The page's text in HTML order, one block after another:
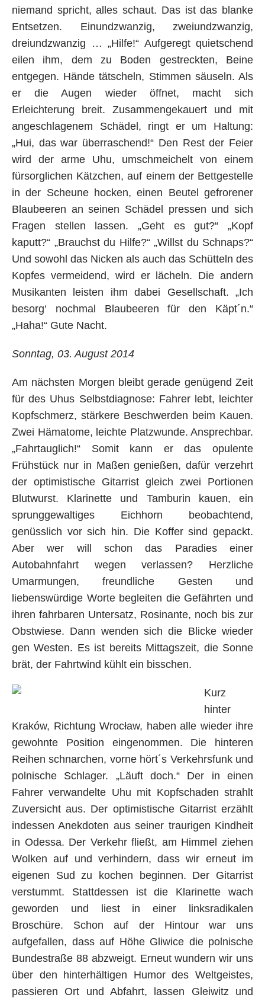
niemand spricht, alles schaut. Das ist das blanke
Entsetzen. Einundzwanzig, zweiundzwanzig,
dreiundzwanzig … „Hilfe!“ Aufgeregt quietschend
eilen ihm, dem zu Boden gestreckten, Beine
entgegen. Hände tätscheln, Stimmen säuseln. Als
er die Augen wieder öffnet, macht sich
Erleichterung breit. Zusammengekauert und mit
angeschlagenem Schädel, ringt er um Haltung:
„Hui, das war überraschend!“ Den Rest der Feier
wird der arme Uhu, umschmeichelt von einem
fürsorglichen Kätzchen, auf einem der Bettgestelle
in der Scheune hocken, einen Beutel gefrorener
Blaubeeren an seinen Schädel pressen und sich
Fragen stellen lassen. „Geht es gut?“ „Kopf
kaputt?“ „Brauchst du Hilfe?“ „Willst du Schnaps?“
Und sowohl das Nicken als auch das Schütteln des
Kopfes vermeidend, wird er lächeln. Die andern
Musikanten leisten ihm dabei Gesellschaft. „Ich
besorg‘ nochmal Blaubeeren für den Käpt´n.“
„Haha!“ Gute Nacht.
Sonntag, 03. August 2014
Am nächsten Morgen bleibt gerade genügend Zeit
für des Uhus Selbstdiagnose: Fahrer lebt, leichter
Kopfschmerz, stärkere Beschwerden beim Kauen.
Zwei Hämatome, leichte Platzwunde. Ansprechbar.
„Fahrtauglich!“ Somit kann er das opulente
Frühstück nur in Maßen genießen, dafür verzehrt
der optimistische Gitarrist gleich zwei Portionen
Blutwurst. Klarinette und Tamburin kauen, ein
sprunggewaltiges Eichhorn beobachtend,
genüsslich vor sich hin. Die Koffer sind gepackt.
Aber wer will schon das Paradies einer
Autobahnfahrt wegen verlassen? Herzliche
Umarmungen, freundliche Gesten und
liebenswürdige Worte begleiten die Gefährten und
ihren fahrbaren Untersatz, Rosinante, noch bis zur
Obstwiese. Dann wenden sich die Blicke wieder
gen Westen. Es ist bereits Mittagszeit, die Sonne
brät, der Fahrtwind kühlt ein bisschen.
Kurz
hinter
Kraków, Richtung Wrocław, haben alle wieder ihre
gewohnte Position eingenommen. Die hinteren
Reihen schnarchen, vorne hört´s Verkehrsfunk und
polnische Schlager. „Läuft doch.“ Der in einen
Fahrer verwandelte Uhu mit Kopfschaden strahlt
Zuversicht aus. Der optimistische Gitarrist erzählt
indessen Anekdoten aus seiner traurigen Kindheit
in Odessa. Der Verkehr fließt, am Himmel ziehen
Wolken auf und verhindern, dass wir erneut im
eigenen Sud zu kochen beginnen. Der Gitarrist
verstummt. Stattdessen ist die Klarinette wach
geworden und liest in einer linksradikalen
Broschüre. Schon auf der Hintour war uns
aufgefallen, dass auf Höhe Gliwice die polnische
Bundestraße 88 abzweigt. Erneut wundern wir uns
über den hinterhältigen Humor des Weltgeistes,
passieren Ort und Abfahrt, lassen Gleiwitz und